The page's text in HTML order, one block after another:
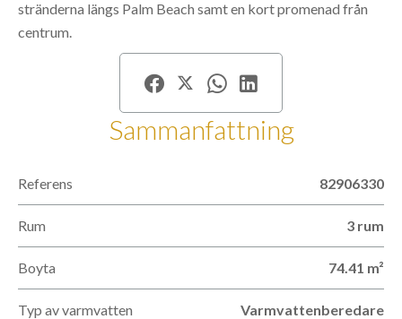
stränderna längs Palm Beach samt en kort promenad från
centrum.
Sammanfattning
Referens 82906330
Rum 3 rum
Boyta 74.41 m²
Typ av varmvatten Varmvattenberedare